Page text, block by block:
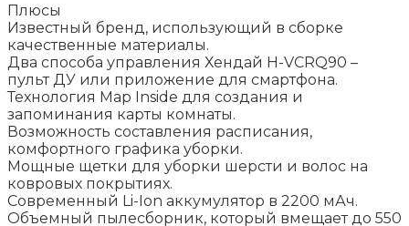
Плюсы
Известный бренд, использующий в сборке
качественные материалы.
Два способа управления Хендай H-VCRQ90 –
пульт ДУ или приложение для смартфона.
Технология Map Inside для создания и
запоминания карты комнаты.
Возможность составления расписания,
комфортного графика уборки.
Мощные щетки для уборки шерсти и волос на
ковровых покрытиях.
Современный Li-Ion аккумулятор в 2200 мАч.
Объемный пылесборник, который вмещает до 550